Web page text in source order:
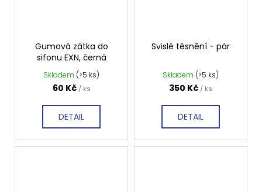
Gumová zátka do
sifonu EXN, černá
Skladem (>5 ks)
60 Kč / ks
DETAIL
Svislé těsnění - pár
Skladem (>5 ks)
350 Kč / ks
DETAIL